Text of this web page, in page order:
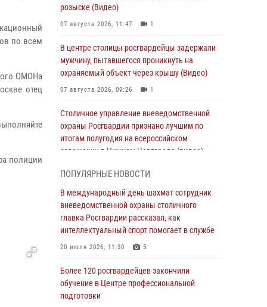
по всем
ОМОНа
отец
полиции
розыске (Видео)
07 августа 2026, 11:47 1
В центре столицы росгвардейцы задержали
мужчину, пытавшегося проникнуть на
охраняемый объект через крышу (Видео)
07 августа 2026, 09:26 1
Столичное управление вневедомственной
охраны Росгвардии признано лучшим по
итогам полугодия на всероссийском
совещании в Нижнем Новгороде (видео)
Столичные росгвардейцы задержали троих
мужчин, устроивших пьяный дебош в баре
(видео)
06 августа 2026, 11:20 1
безопасность на футбольном матче в Москве
обеспечила Росгвардия (видео)
06 августа 2026, 08:30
ПОПУЛЯРНЫЕ НОВОСТИ
В международный день шахмат сотрудник
вневедомственной охраны столичного
главка Росгвардии рассказал, как
интеллектуальный спорт помогает в службе
20 июля 2026, 11:30 5
Более 120 росгвардейцев закончили
обучение в Центре профессиональной
подготовки